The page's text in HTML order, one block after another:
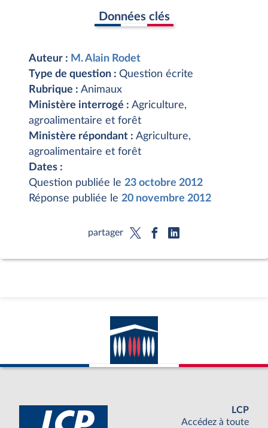
Données clés
Auteur : M. Alain Rodet
Type de question : Question écrite
Rubrique : Animaux
Ministère interrogé : Agriculture,
agroalimentaire et forêt
Ministère répondant : Agriculture,
agroalimentaire et forêt
Dates :
Question publiée le 23 octobre 2012
Réponse publiée le 20 novembre 2012
partager
LCP
Accédez à toute